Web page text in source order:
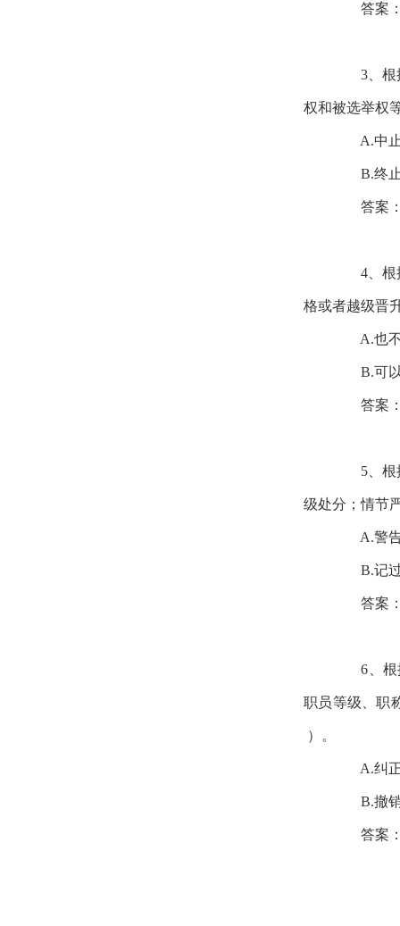
答案
3、根据
权和被选举权
A.中
B.终
答案
4、根据
格或者越级晋
A.也
B.可以
答案
5、根据
级处分；情节
A.警告
B.记过
答案
6、根据
职员等级、职
）。
A.纠
B.撤
答案